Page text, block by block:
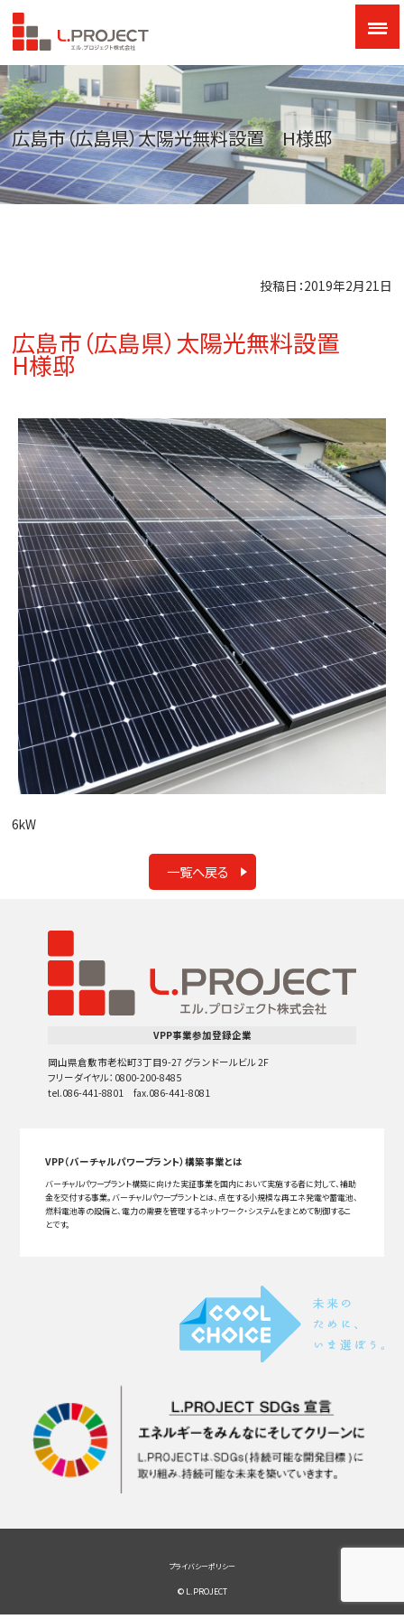
広島市（広島県）太陽光無料設置 H様邸
投稿日：2019年2月21日
広島市（広島県）太陽光無料設置
H様邸
6kW
一覧へ戻る
VPP事業参加登録企業
岡山県倉敷市老松町3丁目9-27 グランドールビル 2F
フリーダイヤル：0800-200-8485
tel.086-441-8801 fax.086-441-8081
VPP（バーチャルパワープラント）構築事業とは
バーチャルパワープラント構築に向けた実証事業を国内において実施する者に対して、補助
金を交付する事業。バーチャルパワープラントとは、点在する小規模な再エネ発電や蓄電池、
燃料電池等の設備と、電力の需要を管理するネットワーク・システムをまとめて制御するこ
とです。
プライバシーポリシー
© L.PROJECT